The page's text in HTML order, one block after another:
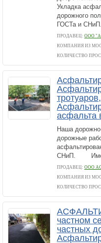
Укладка
дорожного
ГОСТа и
ПРОДАВЕЦ: ООО
КОМПАНИЯ ИЗ
КОЛИЧЕСТВО
асфальта
Наша
дорожные
СНиП.
ПРОДАВЕЦ: ООО
КОМПАНИЯ ИЗ
КОЛИЧЕСТВО
частном
частных